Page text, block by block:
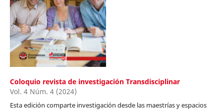
Coloquio revista de investigación Transdisciplinar
Vol. 4 Núm. 4 (2024)
Esta edición comparte investigación desde las maestrías y espacios